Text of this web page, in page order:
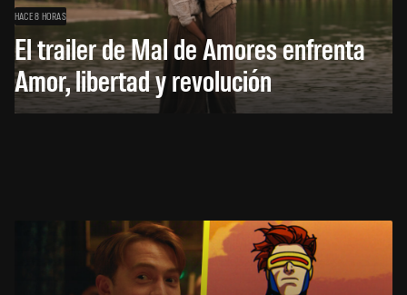
HACE 8 HORAS
El trailer de Mal de Amores enfrenta
Amor, libertad y revolución